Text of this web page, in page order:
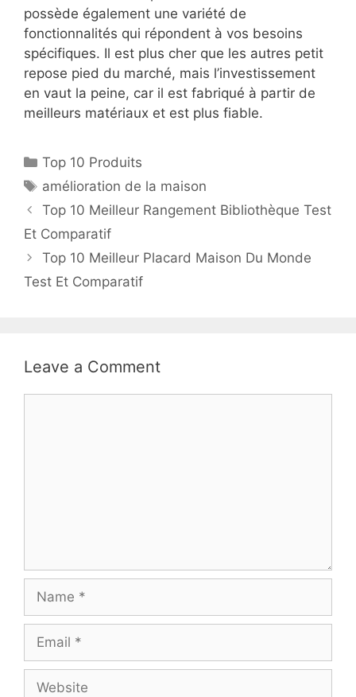
possède également une variété de
fonctionnalités qui répondent à vos besoins
spécifiques. Il est plus cher que les autres petit
repose pied du marché, mais l’investissement
en vaut la peine, car il est fabriqué à partir de
meilleurs matériaux et est plus fiable.
Top 10 Produits
amélioration de la maison
Top 10 Meilleur Rangement Bibliothèque Test
Et Comparatif
Top 10 Meilleur Placard Maison Du Monde
Test Et Comparatif
Leave a Comment